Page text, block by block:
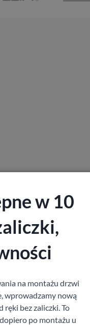
w 10
na montażu drzwi
wprowadzamy nową
bez zaliczki. To
dopiero po montażu u